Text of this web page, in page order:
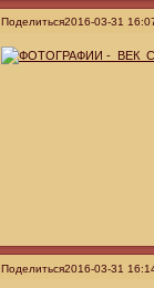
Поделиться2016-03-31
Поделиться2016-03-31